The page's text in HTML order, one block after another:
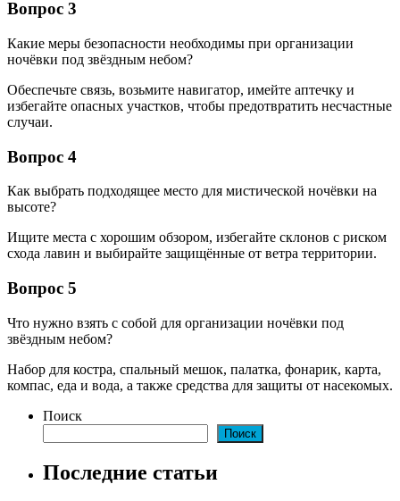
Вопрос 3
Какие меры безопасности необходимы при организации
ночёвки под звёздным небом?
Обеспечьте связь, возьмите навигатор, имейте аптечку и
избегайте опасных участков, чтобы предотвратить несчастные
случаи.
Вопрос 4
Как выбрать подходящее место для мистической ночёвки на
высоте?
Ищите места с хорошим обзором, избегайте склонов с риском
схода лавин и выбирайте защищённые от ветра территории.
Вопрос 5
Что нужно взять с собой для организации ночёвки под
звёздным небом?
Набор для костра, спальный мешок, палатка, фонарик, карта,
компас, еда и вода, а также средства для защиты от насекомых.
Поиск
Поиск
Последние статьи